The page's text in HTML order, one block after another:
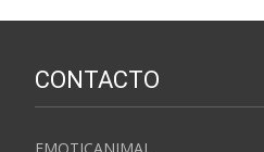
CONTACTO